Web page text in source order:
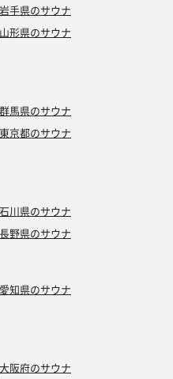
岩手県のサウナ
山形県のサウナ
群馬県のサウナ
東京都のサウナ
石川県のサウナ
長野県のサウナ
愛知県のサウナ
大阪府のサウナ